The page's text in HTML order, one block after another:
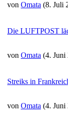
von Omata (8. Juli
Die LUFTPOST
von Omata (4. Juni
Streiks in
von Omata (4. Juni